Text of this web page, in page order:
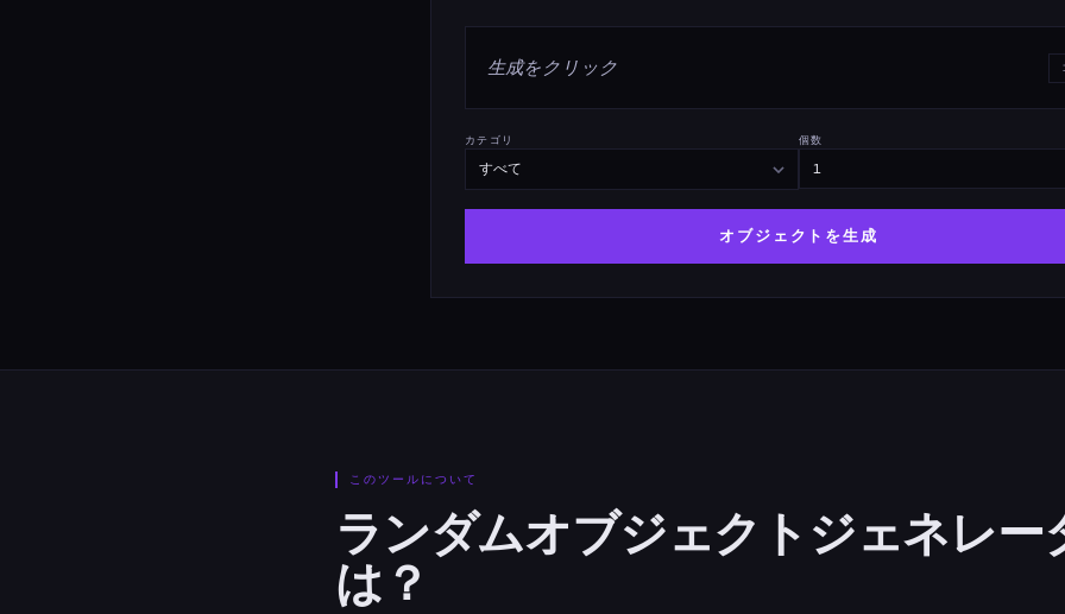
生成をクリック
カテゴリ 個数
オブジェクトを生成
このツールについて
ランダムオブジェクトジェネレー
は？